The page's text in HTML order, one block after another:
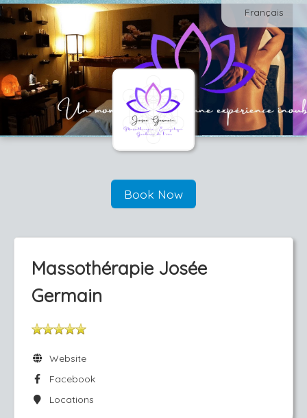
Français
Book Now
Massothérapie Josée
Germain
Website
Facebook
Locations